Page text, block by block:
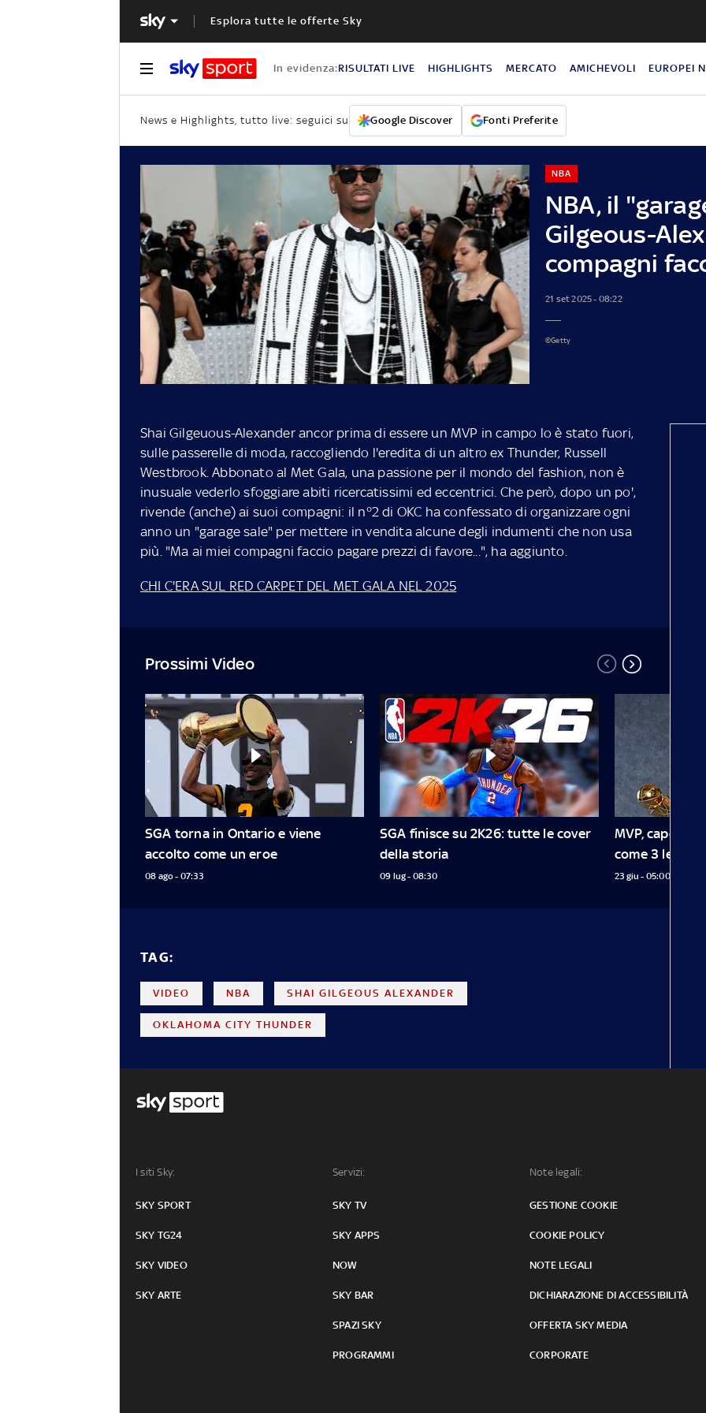
Esplora tutte le offerte Sky
In evidenza:RISULTATI LIVE HIGHLIGHTS MERCATO AMICHEVOLI EUROPEI
News e Highlights, tutto live: seguici su Google Discover Fonti Preferite
NBA, il
Gilgeous-
compagni
NBA
21 set 2025 - 08:22
©Getty
Shai Gilgeuous-Alexander ancor prima di essere un MVP in campo lo è stato fuori,
sulle passerelle di moda, raccogliendo l'eredita di un altro ex Thunder, Russell
Westbrook. Abbonato al Met Gala, una passione per il mondo del fashion, non è
inusuale vederlo sfoggiare abiti ricercatissimi ed eccentrici. Che però, dopo un po',
rivende (anche) ai suoi compagni: il n°2 di OKC ha confessato di organizzare ogni
anno un "garage sale" per mettere in vendita alcune degli indumenti che non usa
più. "Ma ai miei compagni faccio pagare prezzi di favore...", ha aggiunto.
CHI C'ERA SUL RED CARPET DEL MET GALA NEL 2025
Prossimi Video
SGA torna in Ontario e viene
accolto come un eroe
08 ago - 07:33
SGA finisce su 2K26: tutte le cover
della storia
09 lug - 08:30
MVP,
come 3
23 giu - 05:00
TAG:
VIDEO NBA SHAI GILGEOUS ALEXANDER
OKLAHOMA CITY THUNDER
I siti Sky:
SKY SPORT
SKY TG24
SKY VIDEO
SKY ARTE
Servizi:
SKY TV
SKY APPS
NOW
SKY BAR
SPAZI SKY
PROGRAMMI
Note legali:
GESTIONE COOKIE
COOKIE POLICY
NOTE LEGALI
DICHIARAZIONE DI ACCESSIBILITÀ
OFFERTA SKY MEDIA
CORPORATE